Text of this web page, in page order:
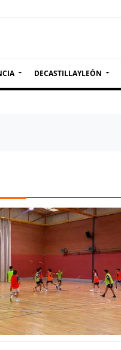
DECASTILLAYLEÓN